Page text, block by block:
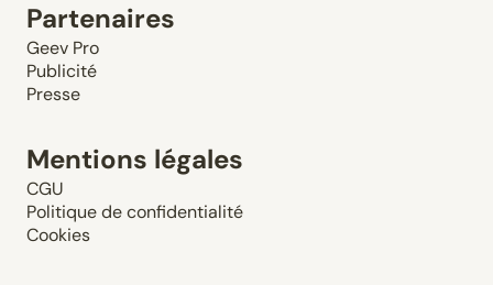
Partenaires
Geev Pro
Publicité
Presse
Mentions légales
CGU
Politique de confidentialité
Cookies